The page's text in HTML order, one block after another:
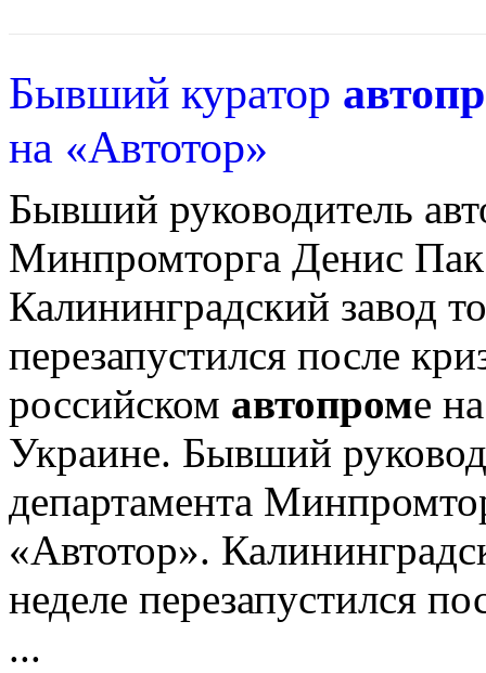
Бывший куратор
на «Автотор»
Бывший руководитель
Минпромторга Денис Пак
Калининградский завод
перезапустился после
российском автопроме
Украине. Бывший
департамента
«Автотор».
неделе перезапустился
...